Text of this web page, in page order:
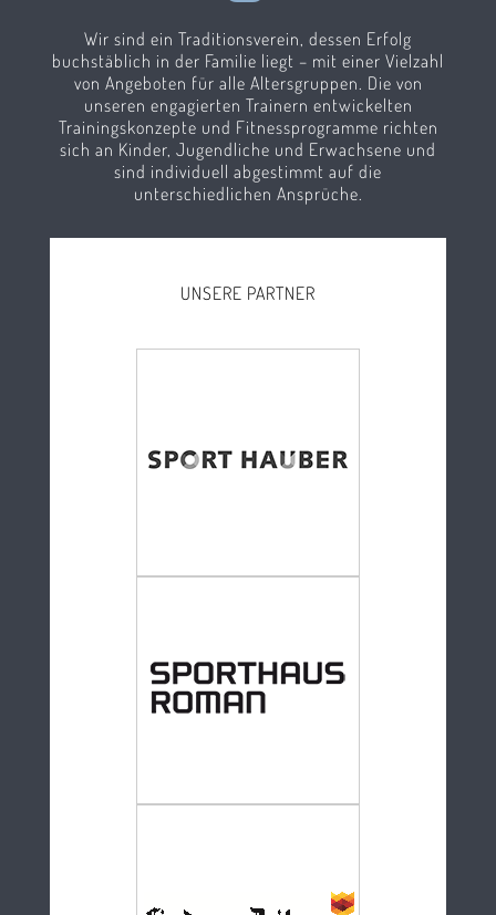
Wir sind ein Traditionsverein, dessen Erfolg
buchstäblich in der Familie liegt – mit einer Vielzahl
von Angeboten für alle Altersgruppen. Die von
unseren engagierten Trainern entwickelten
Trainingskonzepte und Fitnessprogramme richten
sich an Kinder, Jugendliche und Erwachsene und
sind individuell abgestimmt auf die
unterschiedlichen Ansprüche.
UNSERE PARTNER